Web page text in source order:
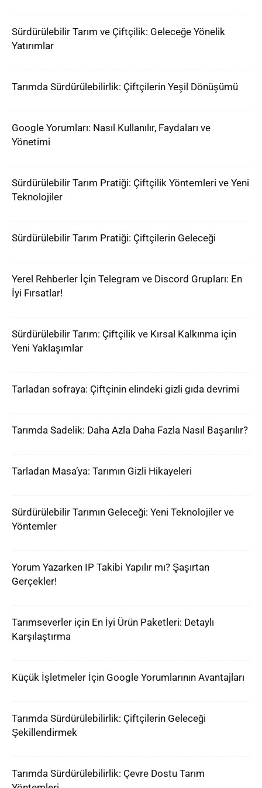
Sürdürülebilir Tarım ve Çiftçilik: Geleceğe Yönelik
Yatırımlar
Tarımda Sürdürülebilirlik: Çiftçilerin Yeşil Dönüşümü
Google Yorumları: Nasıl Kullanılır, Faydaları ve
Yönetimi
Sürdürülebilir Tarım Pratiği: Çiftçilik Yöntemleri ve Yeni
Teknolojiler
Sürdürülebilir Tarım Pratiği: Çiftçilerin Geleceği
Yerel Rehberler İçin Telegram ve Discord Grupları: En
İyi Fırsatlar!
Sürdürülebilir Tarım: Çiftçilik ve Kırsal Kalkınma için
Yeni Yaklaşımlar
Tarladan sofraya: Çiftçinin elindeki gizli gıda devrimi
Tarımda Sadelik: Daha Azla Daha Fazla Nasıl Başarılır?
Tarladan Masa’ya: Tarımın Gizli Hikayeleri
Sürdürülebilir Tarımın Geleceği: Yeni Teknolojiler ve
Yöntemler
Yorum Yazarken IP Takibi Yapılır mı? Şaşırtan
Gerçekler!
Tarımseverler için En İyi Ürün Paketleri: Detaylı
Karşılaştırma
Küçük İşletmeler İçin Google Yorumlarının Avantajları
Tarımda Sürdürülebilirlik: Çiftçilerin Geleceği
Şekillendirmek
Tarımda Sürdürülebilirlik: Çevre Dostu Tarım